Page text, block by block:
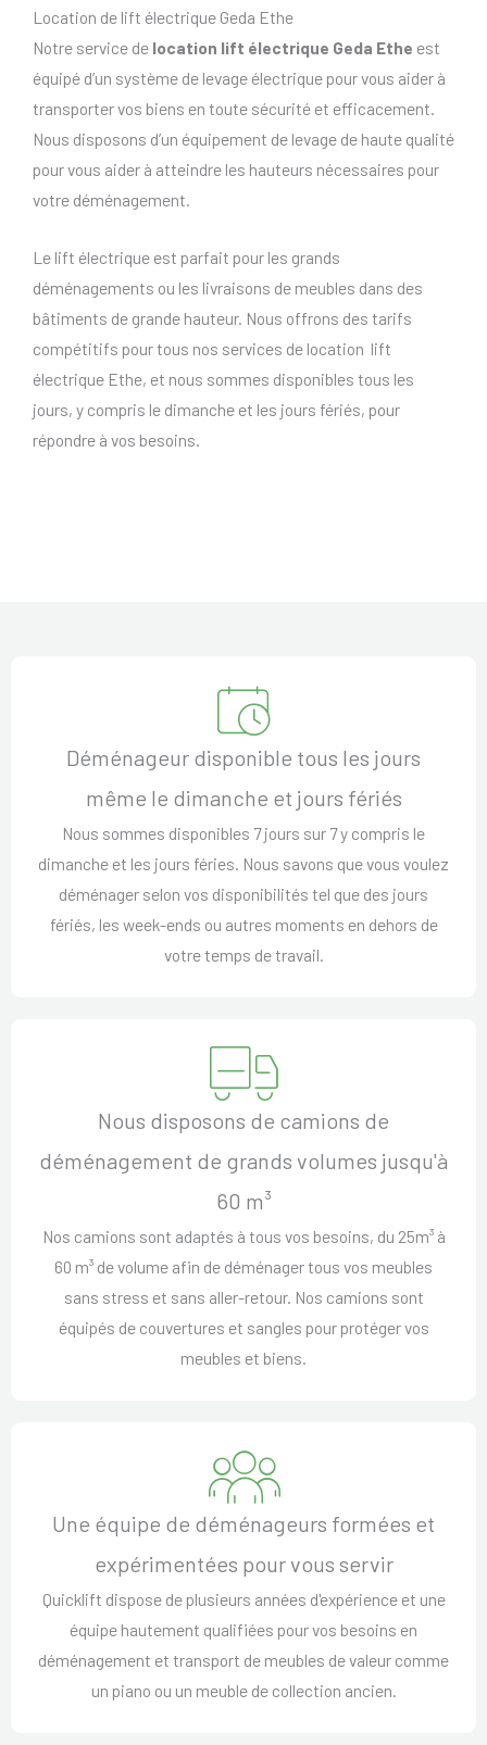
Location de lift électrique Geda Ethe
Notre service de location lift électrique Geda Ethe est
équipé d’un système de levage électrique pour vous aider à
transporter vos biens en toute sécurité et efficacement.
Nous disposons d’un équipement de levage de haute qualité
pour vous aider à atteindre les hauteurs nécessaires pour
votre déménagement.
Le lift électrique est parfait pour les grands
déménagements ou les livraisons de meubles dans des
bâtiments de grande hauteur. Nous offrons des tarifs
compétitifs pour tous nos services de location lift
électrique Ethe, et nous sommes disponibles tous les
jours, y compris le dimanche et les jours fériés, pour
répondre à vos besoins.
Déménageur disponible tous les jours
même le dimanche et jours fériés
Nous sommes disponibles 7 jours sur 7 y compris le
dimanche et les jours féries. Nous savons que vous voulez
déménager selon vos disponibilités tel que des jours
fériés, les week-ends ou autres moments en dehors de
votre temps de travail.
Nous disposons de camions de
déménagement de grands volumes jusqu'à
60 m³
Nos camions sont adaptés à tous vos besoins, du 25m³ à
60 m³ de volume afin de déménager tous vos meubles
sans stress et sans aller-retour. Nos camions sont
équipés de couvertures et sangles pour protéger vos
meubles et biens.
Une équipe de déménageurs formées et
expérimentées pour vous servir
Quicklift dispose de plusieurs années d'expérience et une
équipe hautement qualifiées pour vos besoins en
déménagement et transport de meubles de valeur comme
un piano ou un meuble de collection ancien.